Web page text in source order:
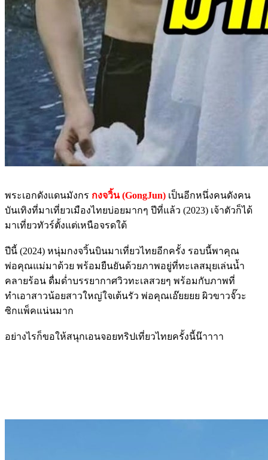
พระเอกดังแดนมังกร กงจวิ้น (GongJun) เป็นอีกหนึ่งคนดังคน
บันเทิงที่มาเที่ยวเมืองไทยบ่อยมากๆ ปีที่แล้ว (2023) เจ้าตัวก็ได้
มาเที่ยวทัวร์ตั้งแต่เหนือจรดใต้
ปีนี้ (2024) หนุ่มกงจวิ้นบินมาเที่ยวไทยอีกครั้ง รอบนี้พาคุณ
พ่อคุณแม่มาด้วย พร้อมยืนยันด้วยภาพอยู่ที่ทะเลสมุยเล่นน้ำ
คลายร้อน ดื่มด่ำบรรยากาศวิวทะเลสวยๆ พร้อมกับภาพที่
ทำเอาสาวน้อยสาวใหญ่ใจเต้นรัว พ่อคุณเอ๊ยยยย ผิวขาวจั๊วะ
ซิกแพ็คแน่นมาก
อย่างไรก็ขอให้สนุกเอนจอยทริปเที่ยวไทยครั้งนี้น๊าาาา